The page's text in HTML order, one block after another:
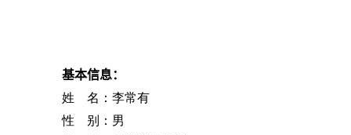
基本信息：
姓 名：李常有
性 别：男